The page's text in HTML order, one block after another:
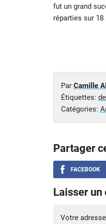
fut un grand
réparties sur
Par Camille
Étiquettes:
Catégories:
Partager
FACEBOOK
Laisser un
Votre